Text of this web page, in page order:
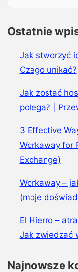
Ostatnie
Jak stworzyć
Czego unikać?
Jak zostać
polega? |
3 Effective
Workaway for
Exchange)
Workaway –
(moje
El Hierro –
Jak zwiedzać
Najnowsze